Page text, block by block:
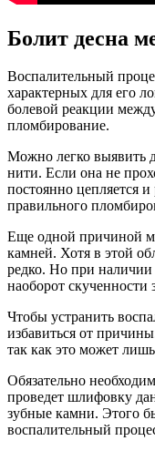
Болит десна
Воспалительный
характерных для его
болевой реакции
пломбирование.
Можно легко выявить
нити. Если она не
постоянно цепляется
правильного
Еще одной причиной
камней. Хотя в этой
редко. Но при наличии
наоборот скученности
Чтобы устранить
избавиться от
так как это может
Обязательно
проведет шлифовку
зубные камни. Этого
воспалительный